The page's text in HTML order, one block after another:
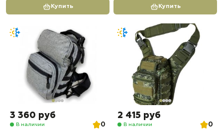
Купить Купить
3 360 руб
В наличии
0
2 415 руб
В наличии
0